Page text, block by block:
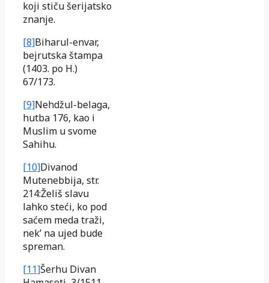
koji stiču šerijatsko
znanje.
[8]Biharul-envar,
bejrutska štampa
(1403. po H.)
67/173.
[9]Nehdžul-belaga,
hutba 176, kao i
Muslim u svome
Sahihu.
[10]Divanod
Mutenebbija, str.
214:Želiš slavu
lahko steći, ko pod
saćem meda traži,
nek’ na ujed bude
spreman.
[11]Šerhu Divan